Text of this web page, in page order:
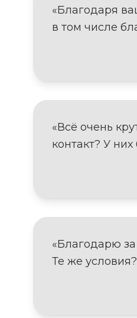
«Благодаря
в том числе
«Всё очень
контакт? У
«Благодарю
Те же